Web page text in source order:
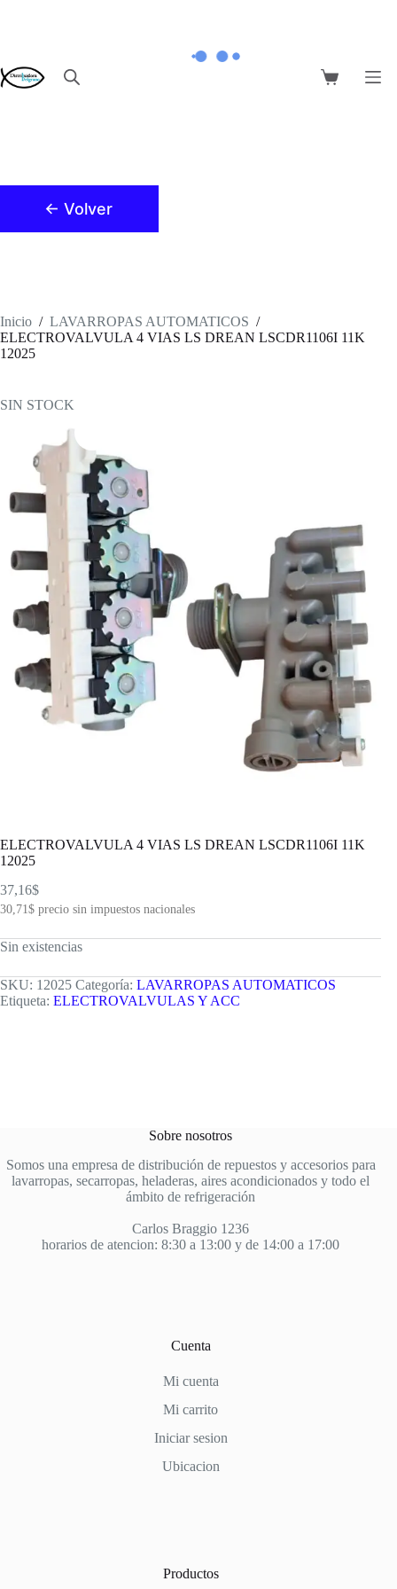
Carro
← Volver
Inicio / LAVARROPAS AUTOMATICOS /
ELECTROVALVULA 4 VIAS LS DREAN LSCDR1106I 11K
12025
SIN STOCK
ELECTROVALVULA 4 VIAS LS DREAN LSCDR1106I 11K
12025
37,16$
30,71$ precio sin impuestos nacionales
Sin existencias
SKU: 12025 Categoría: LAVARROPAS AUTOMATICOS
Etiqueta: ELECTROVALVULAS Y ACC
Sobre nosotros
Somos una empresa de distribución de repuestos y accesorios para
lavarropas, secarropas, heladeras, aires acondicionados y todo el
ámbito de refrigeración
Carlos Braggio 1236
horarios de atencion: 8:30 a 13:00 y de 14:00 a 17:00
Cuenta
Mi cuenta
Mi carrito
Iniciar sesion
Ubicacion
Productos